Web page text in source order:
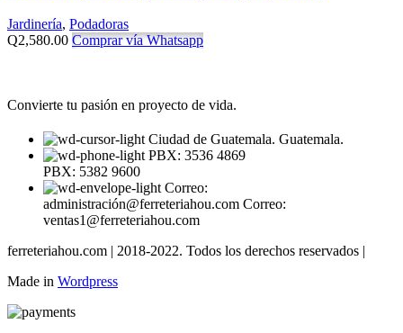
Jardinería, Podadoras
Q2,580.00 Comprar vía Whatsapp
Convierte tu pasión en proyecto de vida.
Ciudad de Guatemala. Guatemala.
PBX: 3536 4869
PBX: 5382 9600
Correo:
administración@ferreteriahou.com Correo:
ventas1@ferreteriahou.com
ferreteriahou.com | 2018-2022. Todos los derechos reservados |
Made in Wordpress